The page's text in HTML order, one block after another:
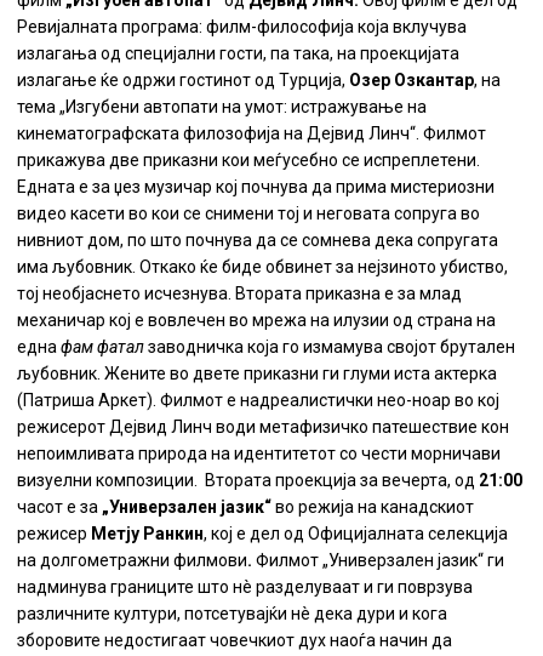
Ревијалната програма: филм-философија која вклучува
излагања од специјални гости, па така, на проекцијата
излагање ќе одржи гостинот од Турција, Озер Озкантар, на
тема „Изгубени автопати на умот: истражување на
кинематографската филозофија на Дејвид Линч“. Филмот
прикажува две приказни кои меѓусебно се испреплетени.
Едната е за џез музичар кој почнува да прима мистериозни
видео касети во кои се снимени тој и неговата сопруга во
нивниот дом, по што почнува да се сомнева дека сопругата
има љубовник. Откако ќе биде обвинет за нејзиното убиство,
тој необјаснето исчезнува. Втората приказна е за млад
механичар кој е вовлечен во мрежа на илузии од страна на
еднафам фаталзаводничка која го измамува својот брутален
љубовник. Жените во двете приказни ги глуми иста актерка
(Патриша Аркет). Филмот е надреалистички нео-ноар во кој
режисерот Дејвид Линч води метафизичко патешествие кон
непоимливата природа на идентитетот со чести морничави
визуелни композиции. Втората проекција за вечерта, од 21:00
часот е за „Универзален јазик“во режија на канадскиот
режисер Метју Ранкин, кој е дел од Официјалната селекција
на долгометражни филмови.Филмот „Универзален јазик“ ги
надминува границите што нè разделуваат и ги поврзува
различните култури, потсетувајќи нè дека дури и кога
зборовите недостигаат човечкиот дух наоѓа начин да